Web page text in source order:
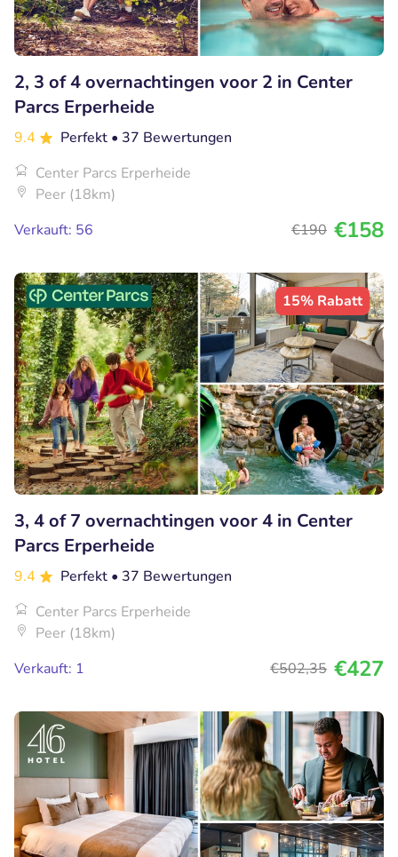
2, 3 of 4 overnachtingen voor 2 in Center
Parcs Erperheide
9.4 Perfekt • 37 Bewertungen
Center Parcs Erperheide
Peer (18km)
Verkauft: 56
€190 €158
15% Rabatt
3, 4 of 7 overnachtingen voor 4 in Center
Parcs Erperheide
9.4 Perfekt • 37 Bewertungen
Center Parcs Erperheide
Peer (18km)
Verkauft: 1
€502,35 €427